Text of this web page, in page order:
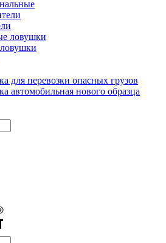
для перевозки опасных грузов
автомобильная нового образца